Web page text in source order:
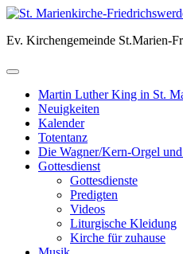
Skip
content
Ev. Kirchengemeinde St.Marien-
Martin Luther King in St.
Neuigkeiten
Kalender
Totentanz
Die Wagner/Kern-Orgel
Gottesdienst
Gottesdienste
Predigten
Videos
Liturgische Kleidung
Kirche für zuhause